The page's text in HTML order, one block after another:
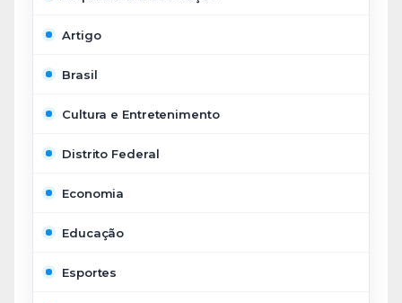
Artigo
Brasil
Cultura e Entretenimento
Distrito Federal
Economia
Educação
Esportes